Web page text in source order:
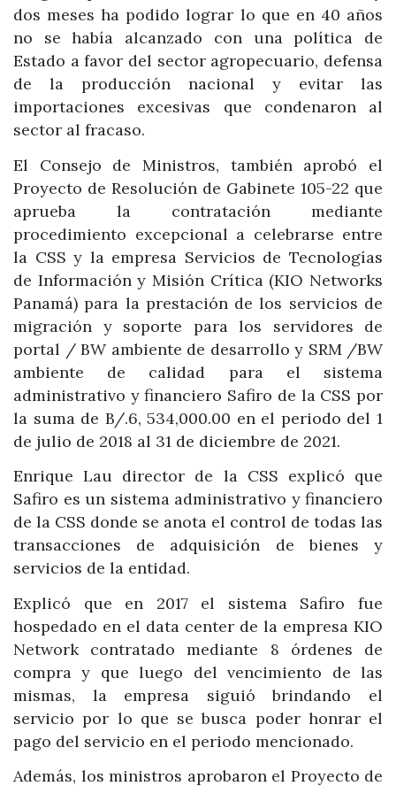
dos meses ha podido lograr lo que en 40 años
no se había alcanzado con una política de
Estado a favor del sector agropecuario, defensa
de la producción nacional y evitar las
importaciones excesivas que condenaron al
sector al fracaso.
El Consejo de Ministros, también aprobó el
Proyecto de Resolución de Gabinete 105-22 que
aprueba la contratación mediante
procedimiento excepcional a celebrarse entre
la CSS y la empresa Servicios de Tecnologías
de Información y Misión Crítica (KIO Networks
Panamá) para la prestación de los servicios de
migración y soporte para los servidores de
portal / BW ambiente de desarrollo y SRM /BW
ambiente de calidad para el sistema
administrativo y financiero Safiro de la CSS por
la suma de B/.6, 534,000.00 en el periodo del 1
de julio de 2018 al 31 de diciembre de 2021.
Enrique Lau director de la CSS explicó que
Safiro es un sistema administrativo y financiero
de la CSS donde se anota el control de todas las
transacciones de adquisición de bienes y
servicios de la entidad.
Explicó que en 2017 el sistema Safiro fue
hospedado en el data center de la empresa KIO
Network contratado mediante 8 órdenes de
compra y que luego del vencimiento de las
mismas, la empresa siguió brindando el
servicio por lo que se busca poder honrar el
pago del servicio en el periodo mencionado.
Además, los ministros aprobaron el Proyecto de